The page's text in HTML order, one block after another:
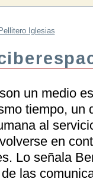
Iglesias
un medio
tiempo,
al
en
Lo señala
las